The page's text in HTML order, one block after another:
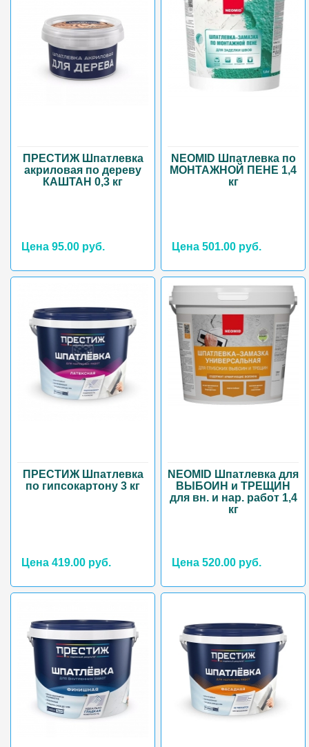
ПРЕСТИЖ Шпатлевка
акриловая по дереву
КАШТАН 0,3 кг
Цена 95.00 руб.
NEOMID Шпатлевка по
МОНТАЖНОЙ ПЕНЕ 1,4
кг
Цена 501.00 руб.
ПРЕСТИЖ Шпатлевка
по гипсокартону 3 кг
Цена 419.00 руб.
NEOMID Шпатлевка для
ВЫБОИН и ТРЕЩИН
для вн. и нар. работ 1,4
кг
Цена 520.00 руб.